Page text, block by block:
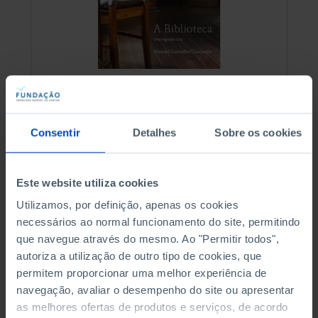
Consentir Detalhes Sobre os cookies
Este website utiliza cookies
Utilizamos, por definição, apenas os cookies
necessários ao normal funcionamento do site, permitindo
que navegue através do mesmo. Ao "Permitir todos",
autoriza a utilização de outro tipo de cookies, que
permitem proporcionar uma melhor experiência de
navegação, avaliar o desempenho do site ou apresentar
as melhores ofertas de produtos e serviços, de acordo
A Biblioteca, Uma
segunda casa
Comprar
See all